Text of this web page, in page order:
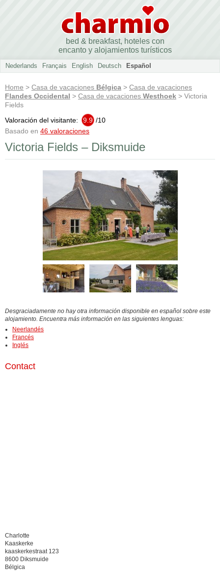
bed & breakfast, hoteles con
encanto y alojamientos turísticos
Nederlands Français English Deutsch Español
Home > Casa de vacaciones Bélgica > Casa de vacaciones
Flandes Occidental > Casa de vacaciones Westhoek > Victoria
Fields
Valoración del visitante:
9.9 /10
Basado en 46 valoraciones
Victoria Fields – Diksmuide
Desgraciadamente no hay otra información disponible en español sobre este
alojamiento. Encuentra más información en las siguientes lenguas:
Neerlandés
Francés
Inglés
Contact
Charlotte
Kaaskerke
kaaskerkestraat 123
8600 Diksmuide
Bélgica